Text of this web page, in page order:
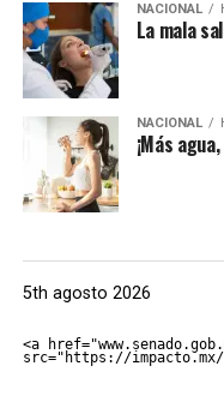
NACIONAL
La mala
NACIONAL
¡Más
5th agosto 2026
<a
src="https://